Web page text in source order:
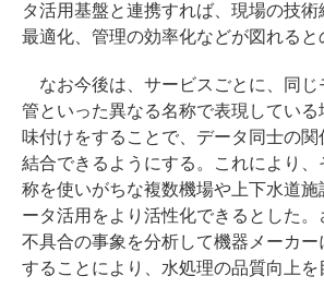
タ活用基盤と連携すれば、現場の技
最適化、管理の効率化などが図れると
なお今後は、サービスごとに、同じ
管といった異なる名称で表現してい
味付けをすることで、データ同士の
結合できるようにする。これにより、
称を使いがちな複数機場や上下水道
ータ活用をより活性化できるとした
不具合の事象を分析して機器メーカー
することにより、水処理の品質向上を